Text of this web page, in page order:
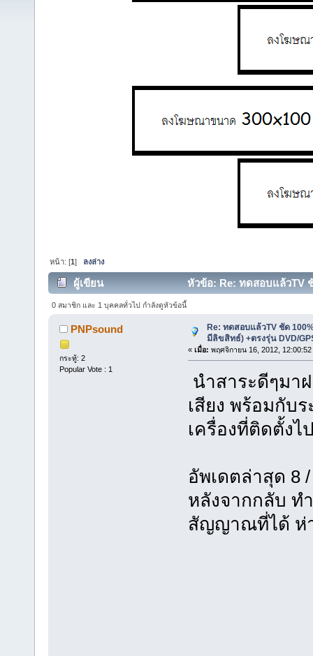
หน้า: [1] ลงล่าง
ผู้เขียน
หัวข้อ: Re: ทดสอบแล้วTV
12849 ครั้ง)
0 สมาชิก และ 1 บุคคลทั่วไป กำลังดูหัวข้อนี้
PNPsound
กระทู้: 2
Popular Vote : 1
Re: ทดสอบแล้วTV ชัด
มีลิขสิทธ์) +ตรงรุ่น DVD/
« เมื่อ: พฤศจิกายน 16, 2012, 12:00:52
นำสาระดีๆมา
เสียง พร้อมกับ
เครื่องที่ติดตั้งไ
อัพเดตล่าสุด 8 /
หลังจากกลับ ท
สัญญาณที่ได้ ห่า